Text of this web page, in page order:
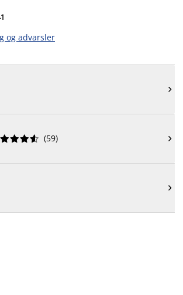
og advarsler





 (59) 
